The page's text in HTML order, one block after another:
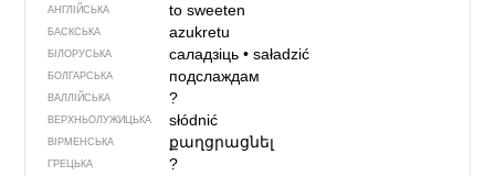
АНГЛІЙСЬКА to sweeten
БАСКСЬКА azukretu
БІЛОРУСЬКА саладзіць• saładzić
БОЛГАРСЬКА подслаждам
ВАЛЛІЙСЬКА ?
ВЕРХНЬОЛУЖИЦЬКА słódnić
ВІРМЕНСЬКА քաղցրացնել
ГРЕЦЬКА ?